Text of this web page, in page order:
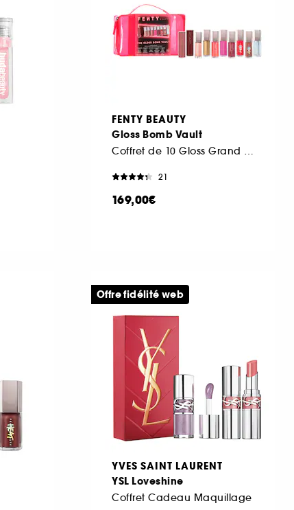
FENTY BEAUTY
Gloss Bomb Vault
21
169,00€
YVES SAINT LAURENT
YSL Loveshine
Coffret Cadeau Maquillage
Offre fidélité web